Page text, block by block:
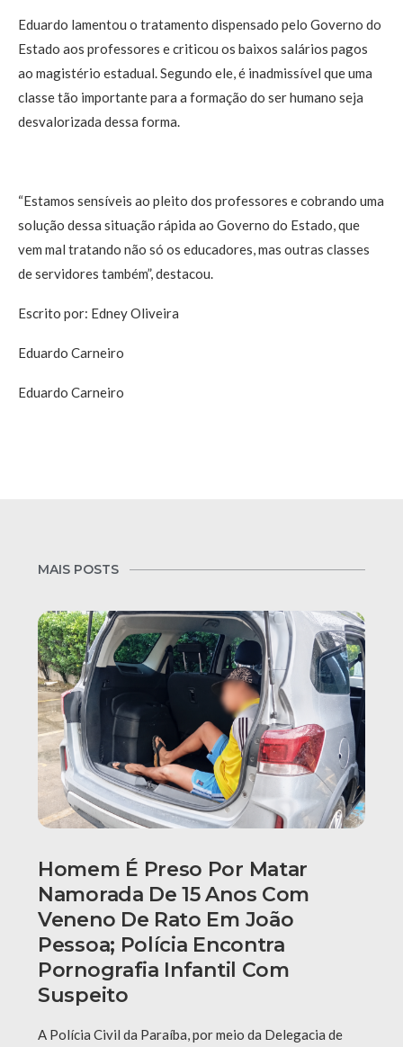
Eduardo lamentou o tratamento dispensado pelo Governo do
Estado aos professores e criticou os baixos salários pagos
ao magistério estadual. Segundo ele, é inadmissível que uma
classe tão importante para a formação do ser humano seja
desvalorizada dessa forma.
“Estamos sensíveis ao pleito dos professores e cobrando uma
solução dessa situação rápida ao Governo do Estado, que
vem mal tratando não só os educadores, mas outras classes
de servidores também”, destacou.
Escrito por: Edney Oliveira
Eduardo Carneiro
Eduardo Carneiro
MAIS POSTS
Homem É Preso Por Matar
Namorada De 15 Anos Com
Veneno De Rato Em João
Pessoa; Polícia Encontra
Pornografia Infantil Com
Suspeito
A Polícia Civil da Paraíba, por meio da Delegacia de